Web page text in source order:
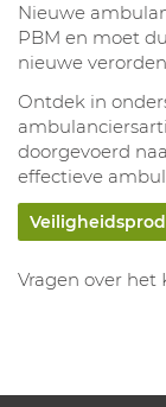
Nieuwe
PBM en moet
nieuwe
Ontdek in
doorgevoerd
effectieve
Vragen over het